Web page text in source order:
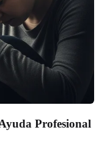
Profesional